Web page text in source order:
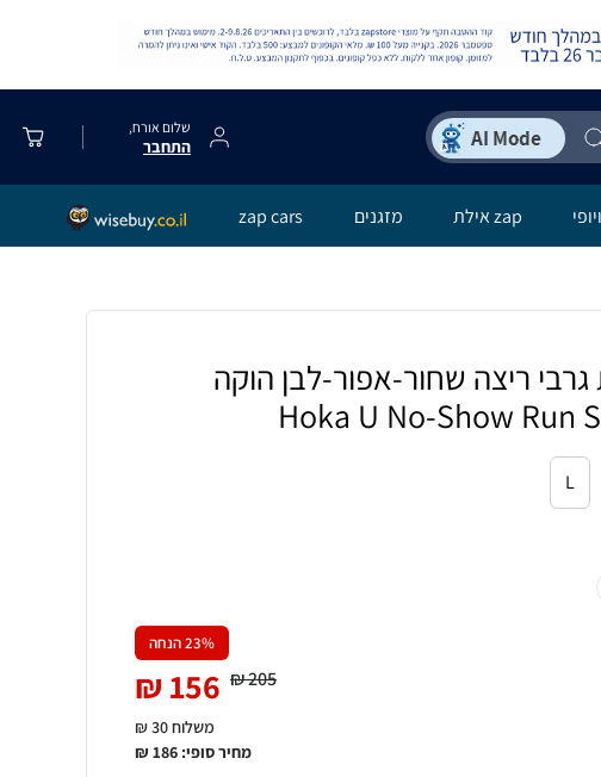
שלום אורח,
התחבר
zap אילת מזגנים zap cars
זוגות גרבי ריצה שחור-אפור-לבן הוקה
Hoka U No-Show Run
L
23% הנחה
205
₪
156
₪
משלוח 30 ₪
מחיר סופי: 186
₪